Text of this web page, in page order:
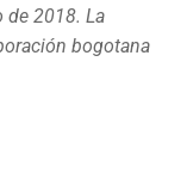
de 2018. La
bogotana